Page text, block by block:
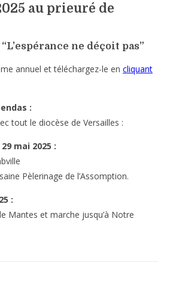
au prieuré de
ne déçoit pas”
annuel et téléchargez-le en cliquant
:
tout le diocèse de Versailles :
mai 2025 :
Pèlerinage de l’Assomption.
:
Mantes et marche jusqu’à Notre